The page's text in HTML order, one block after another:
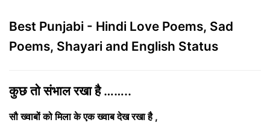
Best Punjabi - Hindi Love Poems, Sad
Poems, Shayari and English Status
कुछ तो संभाल रखा है ……..
सौ ख्वाबों को मिला के एक ख्वाब देख रखा है ,